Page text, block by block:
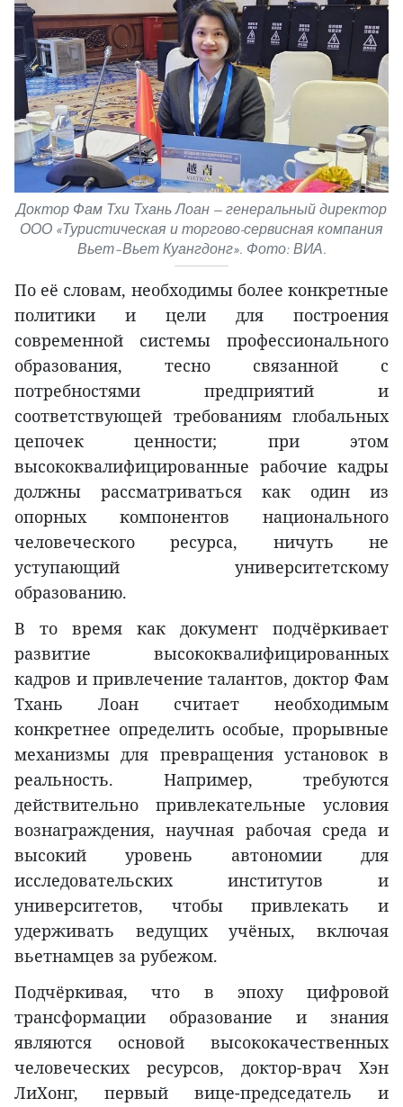
Доктор Фам Тхи Тхань Лоан — генеральный директор
ООО «Туристическая и торгово-сервисная компания
Вьет–Вьет Куангдонг». Фото: ВИА.
По её словам, необходимы более конкретные
политики и цели для построения
современной системы профессионального
образования, тесно связанной с
потребностями предприятий и
соответствующей требованиям глобальных
цепочек ценности; при этом
высококвалифицированные рабочие кадры
должны рассматриваться как один из
опорных компонентов национального
человеческого ресурса, ничуть не
уступающий университетскому
образованию.
В то время как документ подчёркивает
развитие высококвалифицированных
кадров и привлечение талантов, доктор Фам
Тхань Лоан считает необходимым
конкретнее определить особые, прорывные
механизмы для превращения установок в
реальность. Например, требуются
действительно привлекательные условия
вознаграждения, научная рабочая среда и
высокий уровень автономии для
исследовательских институтов и
университетов, чтобы привлекать и
удерживать ведущих учёных, включая
вьетнамцев за рубежом.
Подчёркивая, что в эпоху цифровой
трансформации образование и знания
являются основой высококачественных
человеческих ресурсов, доктор-врач Хэн
ЛиХонг, первый вице-председатель и